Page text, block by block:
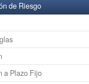
de Riesgo
a Plazo Fijo